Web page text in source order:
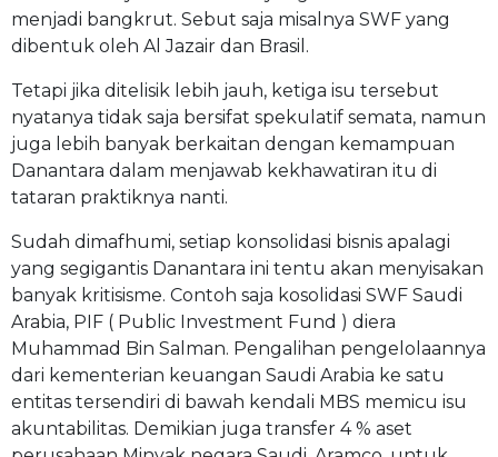
menjadi bangkrut. Sebut saja misalnya SWF yang
dibentuk oleh Al Jazair dan Brasil.
Tetapi jika ditelisik lebih jauh, ketiga isu tersebut
nyatanya tidak saja bersifat spekulatif semata, namun
juga lebih banyak berkaitan dengan kemampuan
Danantara dalam menjawab kekhawatiran itu di
tataran praktiknya nanti.
Sudah dimafhumi, setiap konsolidasi bisnis apalagi
yang segigantis Danantara ini tentu akan menyisakan
banyak kritisisme. Contoh saja kosolidasi SWF Saudi
Arabia, PIF ( Public Investment Fund ) diera
Muhammad Bin Salman. Pengalihan pengelolaannya
dari kementerian keuangan Saudi Arabia ke satu
entitas tersendiri di bawah kendali MBS memicu isu
akuntabilitas. Demikian juga transfer 4 % aset